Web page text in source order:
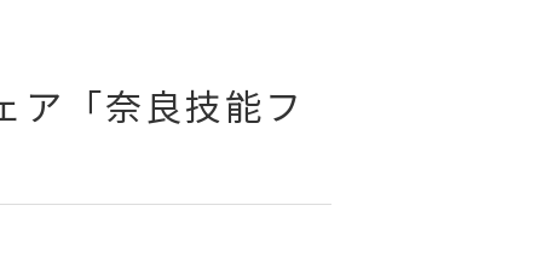
ア「奈良技能フ